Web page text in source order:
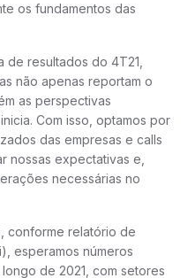
os fundamentos das
de resultados do 4T21,
não apenas reportam o
as perspectivas
Com isso, optamos por
das empresas e calls
nossas expectativas e,
necessárias no
conforme relatório de
esperamos números
de 2021, com setores